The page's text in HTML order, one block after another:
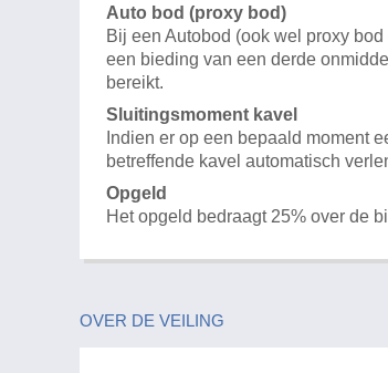
Auto bod (proxy bod)
Bij een Autobod (ook wel proxy
een bieding van een derde
bereikt.
Sluitingsmoment kavel
Indien er op een bepaald moment
betreffende kavel automatisch
Opgeld
Het opgeld bedraagt 25% over de
OVER DE VEILING